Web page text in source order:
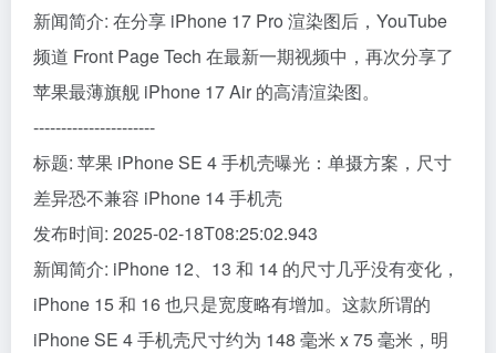
新闻简介: 在分享 iPhone 17 Pro 渲染图后，YouTube
频道 Front Page Tech 在最新一期视频中，再次分享了
苹果最薄旗舰 iPhone 17 Air 的高清渲染图。
----------------------
标题: 苹果 iPhone SE 4 手机壳曝光：单摄方案，尺寸
差异恐不兼容 iPhone 14 手机壳
发布时间: 2025-02-18T08:25:02.943
新闻简介: iPhone 12、13 和 14 的尺寸几乎没有变化，
iPhone 15 和 16 也只是宽度略有增加。这款所谓的
iPhone SE 4 手机壳尺寸约为 148 毫米 x 75 毫米，明